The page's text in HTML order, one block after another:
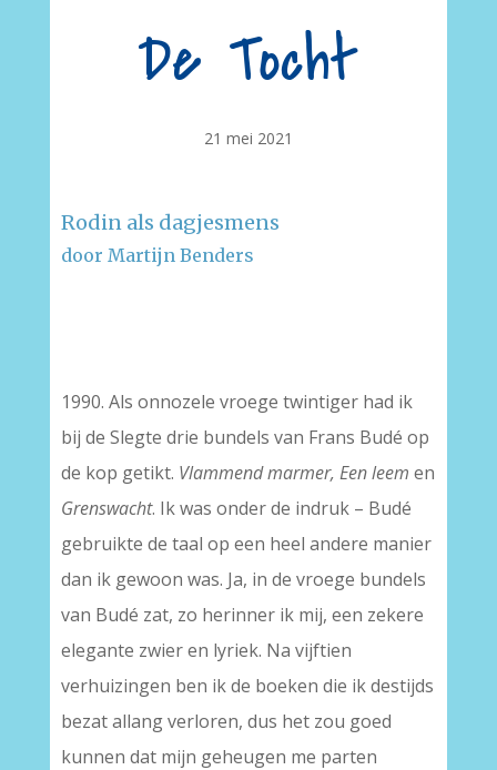
De Tocht
21 mei 2021
Rodin als dagjesmens
door Martijn Benders
1990. Als onnozele vroege twintiger had ik
bij de Slegte drie bundels van Frans Budé op
de kop getikt. Vlammend marmer, Een leem en
Grenswacht. Ik was onder de indruk – Budé
gebruikte de taal op een heel andere manier
dan ik gewoon was. Ja, in de vroege bundels
van Budé zat, zo herinner ik mij, een zekere
elegante zwier en lyriek. Na vijftien
verhuizingen ben ik de boeken die ik destijds
bezat allang verloren, dus het zou goed
kunnen dat mijn geheugen me parten